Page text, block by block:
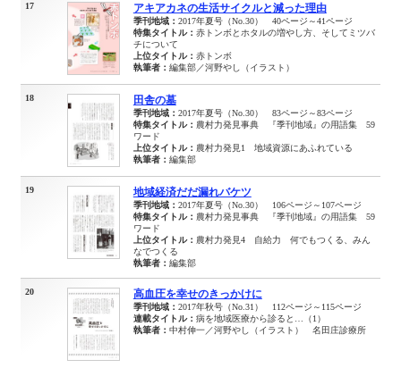
17 アキアカネの生活サイクルと減った理由
季刊地域： 2017年夏号（No.30） 40ページ～41ページ
特集タイトル： 赤トンボとホタルの増やし方、そしてミツバ
チについて
上位タイトル： 赤トンボ
執筆者： 編集部／河野やし（イラスト）
18 田舎の墓
季刊地域： 2017年夏号（No.30） 83ページ～83ページ
特集タイトル： 農村力発見事典 『季刊地域』の用語集 59
ワード
上位タイトル： 農村力発見1 地域資源にあふれている
執筆者： 編集部
19 地域経済だだ漏れバケツ
季刊地域： 2017年夏号（No.30） 106ページ～107ページ
特集タイトル： 農村力発見事典 『季刊地域』の用語集 59
ワード
上位タイトル： 農村力発見4 自給力 何でもつくる、みん
なでつくる
執筆者： 編集部
20 高血圧を幸せのきっかけに
季刊地域： 2017年秋号（No.31） 112ページ～115ページ
連載タイトル： 病を地域医療から診ると…（1）
執筆者： 中村伸一／河野やし（イラスト） 名田庄診療所